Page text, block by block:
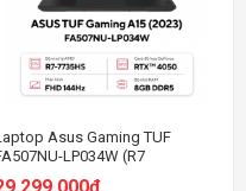
Asus Gaming TUF
LP034W (R7